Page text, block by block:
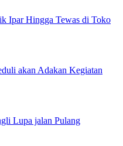
Ipar Hingga Tewas di Toko
akan Adakan Kegiatan
Lupa jalan Pulang